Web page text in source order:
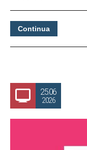
Continua
25.06
2026